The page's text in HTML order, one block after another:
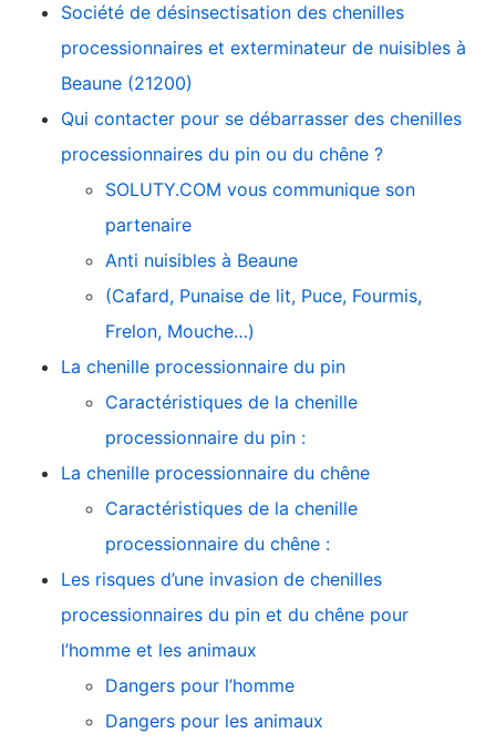
Société de désinsectisation des chenilles
processionnaires et exterminateur de nuisibles à
Beaune (21200)
Qui contacter pour se débarrasser des chenilles
processionnaires du pin ou du chêne ?
SOLUTY.COM vous communique son
partenaire
Anti nuisibles à Beaune
(Cafard, Punaise de lit, Puce, Fourmis,
Frelon, Mouche…)
La chenille processionnaire du pin
Caractéristiques de la chenille
processionnaire du pin :
La chenille processionnaire du chêne
Caractéristiques de la chenille
processionnaire du chêne :
Les risques d’une invasion de chenilles
processionnaires du pin et du chêne pour
l’homme et les animaux
Dangers pour l’homme
Dangers pour les animaux